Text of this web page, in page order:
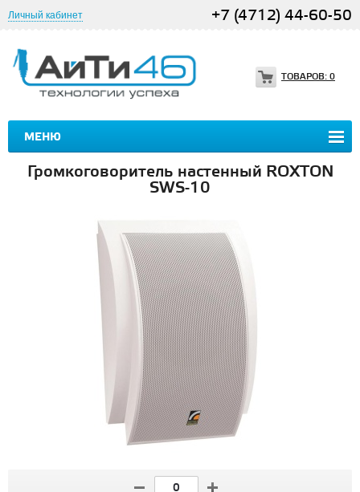
Личный кабинет +7 (4712) 44-60-50
МЕНЮ
ТОВАРОВ: 0
Громкоговоритель настенный ROXTON
SWS-10